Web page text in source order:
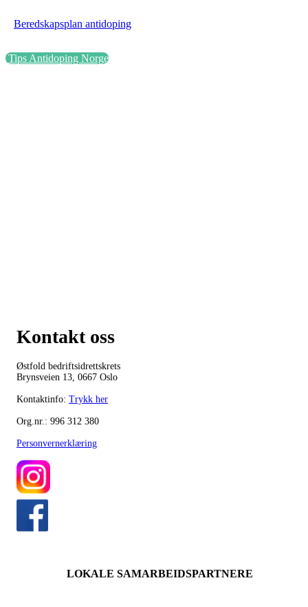
Beredskapsplan antidoping
Tips Antidoping Norge
Kontakt oss
Østfold bedriftsidrettskrets
Brynsveien 13, 0667 Oslo
Kontaktinfo: Trykk her
Org.nr.: 996 312 380
Personvernerklæring
LOKALE SAMARBEIDSPARTNERE